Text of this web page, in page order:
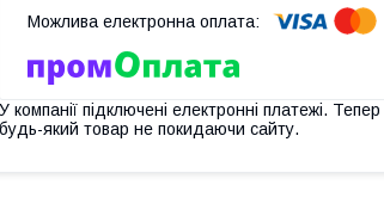
У компанії підключені електронні платежі.
будь-який товар не покидаючи сайту.